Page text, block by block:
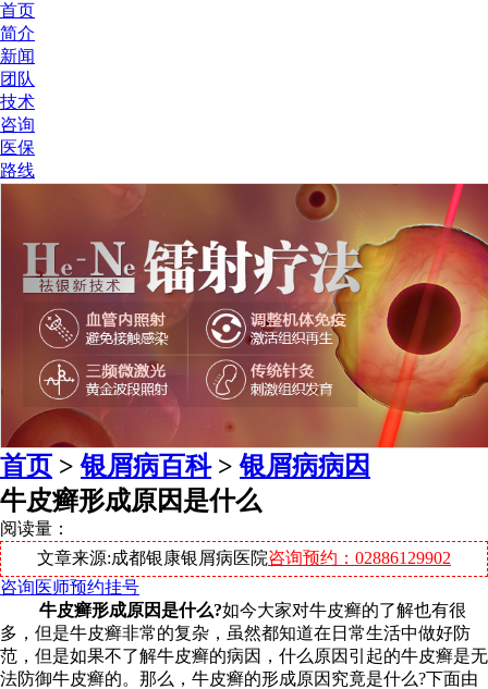
首页
简介
新闻
团队
技术
咨询
医保
路线
首页 >银屑病百科>银屑病病因
牛皮癣形成原因是什么
阅读量：
文章来源:成都银康银屑病医院咨询预约：02886129902
咨询医师预约挂号
牛皮癣形成原因是什么?如今大家对牛皮癣的了解也有很
多，但是牛皮癣非常的复杂，虽然都知道在日常生活中做好防
范，但是如果不了解牛皮癣的病因，什么原因引起的牛皮癣是无
法防御牛皮癣的。那么，牛皮癣的形成原因究竟是什么?下面由